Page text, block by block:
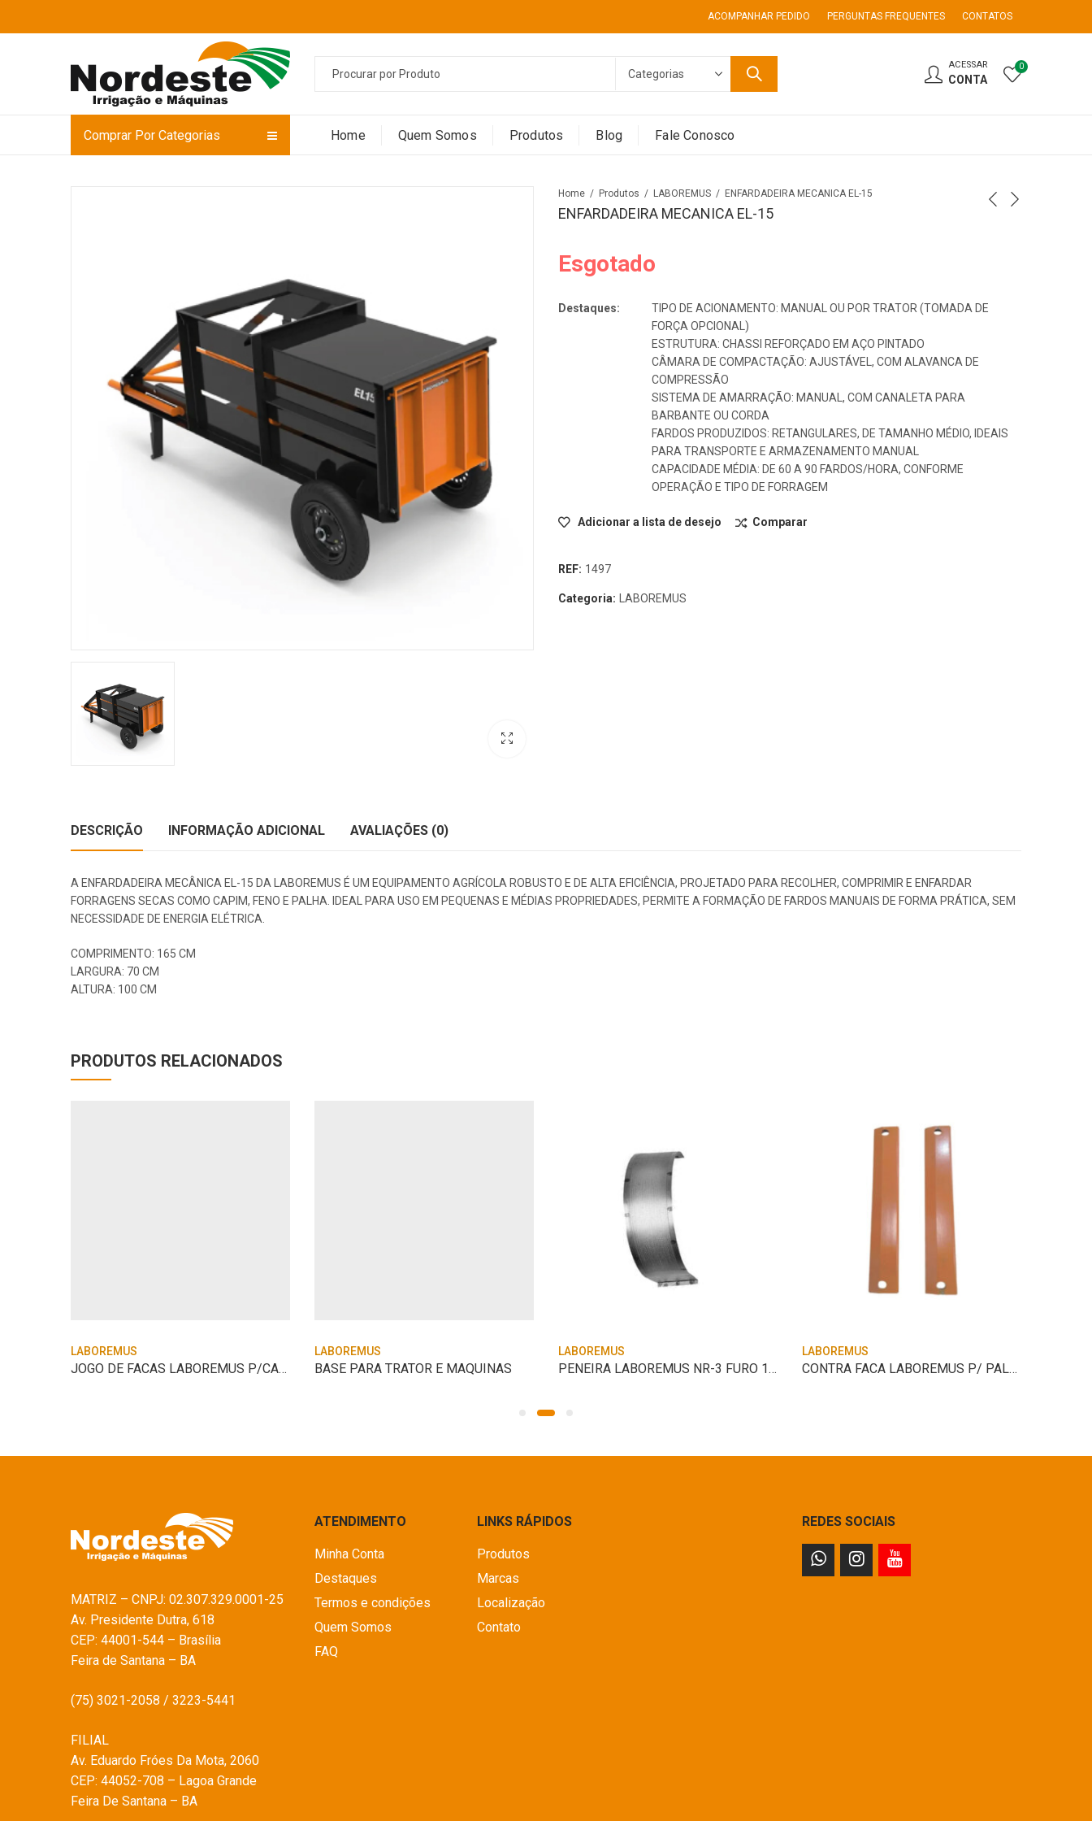
ACOMPANHAR PEDIDO PERGUNTAS FREQUENTES CONTATOS
ACESSAR
CONTA
0
Comprar Por Categorias Home Quem Somos Produtos Blog Fale Conosco
Home Produtos LABOREMUS ENFARDADEIRA MECANICA EL-15
ENFARDADEIRA MECANICA EL-15
Esgotado
Destaques:
TIPO DE ACIONAMENTO: MANUAL OU POR TRATOR (TOMADA DE
FORÇA OPCIONAL)
ESTRUTURA: CHASSI REFORÇADO EM AÇO PINTADO
CÂMARA DE COMPACTAÇÃO: AJUSTÁVEL, COM ALAVANCA DE
COMPRESSÃO
SISTEMA DE AMARRAÇÃO: MANUAL, COM CANALETA PARA
BARBANTE OU CORDA
FARDOS PRODUZIDOS: RETANGULARES, DE TAMANHO MÉDIO, IDEAIS
PARA TRANSPORTE E ARMAZENAMENTO MANUAL
CAPACIDADE MÉDIA: DE 60 A 90 FARDOS/HORA, CONFORME
OPERAÇÃO E TIPO DE FORRAGEM
Adicionar a lista de desejo Comparar
REF: 1497
Categoria: LABOREMUS
DESCRIÇÃO INFORMAÇÃO ADICIONAL AVALIAÇÕES (0)
A ENFARDADEIRA MECÂNICA EL-15 DA LABOREMUS É UM EQUIPAMENTO AGRÍCOLA ROBUSTO E DE ALTA EFICIÊNCIA, PROJETADO PARA RECOLHER, COMPRIMIR E ENFARDAR
FORRAGENS SECAS COMO CAPIM, FENO E PALHA. IDEAL PARA USO EM PEQUENAS E MÉDIAS PROPRIEDADES, PERMITE A FORMAÇÃO DE FARDOS MANUAIS DE FORMA PRÁTICA, SEM
NECESSIDADE DE ENERGIA ELÉTRICA.
COMPRIMENTO: 165 CM
LARGURA: 70 CM
ALTURA: 100 CM
PRODUTOS RELACIONADOS
LABOREMUS
JOGO DE FACAS LABOREMUS P/CAPIM NR-3
LABOREMUS
BASE PARA TRATOR E MAQUINAS
LABOREMUS
PENEIRA LABOREMUS NR-3 FURO 1,00MM
LABOREMUS
CONTRA FACA LABOREMUS P/ PALMA NR-1
MATRIZ – CNPJ: 02.307.329.0001-25
Av. Presidente Dutra, 618
CEP: 44001-544 – Brasília
Feira de Santana – BA
(75) 3021-2058 / 3223-5441
FILIAL
Av. Eduardo Fróes Da Mota, 2060
CEP: 44052-708 – Lagoa Grande
Feira De Santana – BA
ATENDIMENTO
Minha Conta
Destaques
Termos e condições
Quem Somos
FAQ
LINKS RÁPIDOS
Produtos
Marcas
Localização
Contato
REDES SOCIAIS